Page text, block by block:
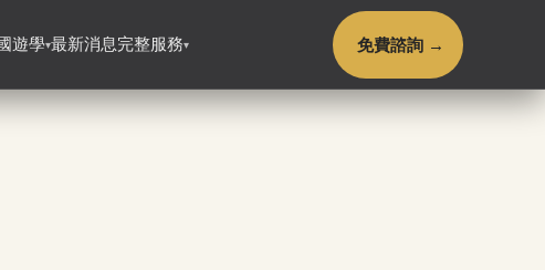
遊學▾最新消息完整服務▾ 免費諮詢 →